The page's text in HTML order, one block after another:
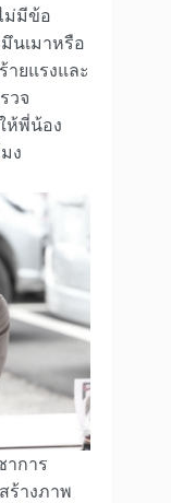
ม่มีข้อ
นเมาหรือ
ายแรงและ
วจ
ห้พี่น้อง
ง
การ
ร้างภาพ